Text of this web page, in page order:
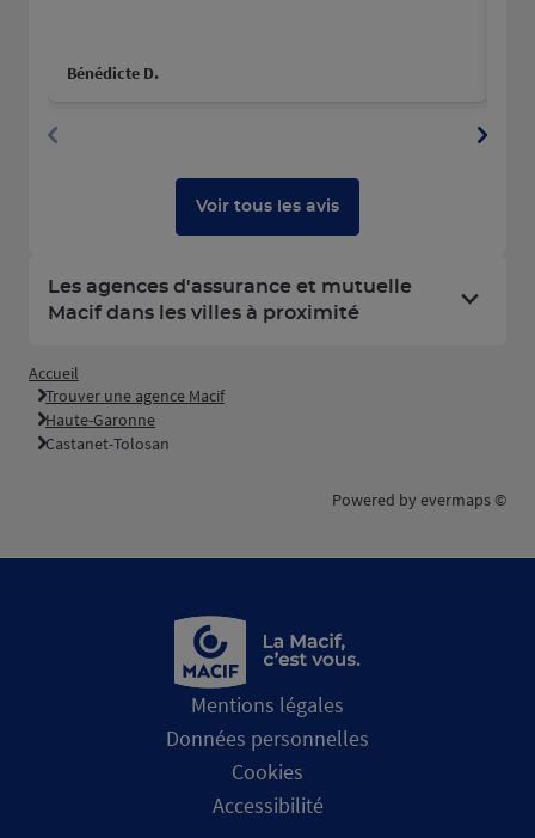
Bénédicte D.
Voir tous les avis
Les agences d'assurance et mutuelle
Macif dans les villes à proximité
Accueil
Trouver une agence Macif
Haute-Garonne
Castanet-Tolosan
Powered by evermaps ©
Mentions légales
Données personnelles
Cookies
Accessibilité